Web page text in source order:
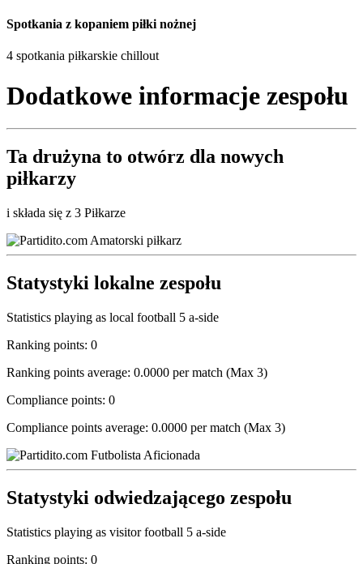
Spotkania z kopaniem piłki nożnej
4 spotkania piłkarskie chillout
Dodatkowe informacje zespołu
Ta drużyna to otwórz dla nowych
piłkarzy
i składa się z 3 Piłkarze
Statystyki lokalne zespołu
Statistics playing as local football 5 a-side
Ranking points: 0
Ranking points average: 0.0000 per match (Max 3)
Compliance points: 0
Compliance points average: 0.0000 per match (Max 3)
Statystyki odwiedzającego zespołu
Statistics playing as visitor football 5 a-side
Ranking points: 0